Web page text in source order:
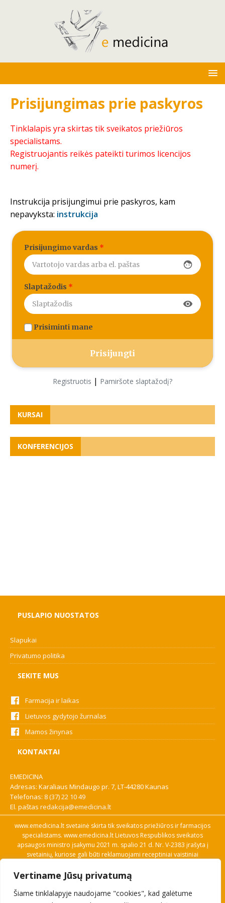
Vertiname Jūsų privatumą
Šiame tinklalapyje naudojame "cookies", kad galėtume
Prisijungimas prie paskyros
Tinklalapis yra skirtas tik sveikatos priežiūros
specialistams.
Registruojantis reikės pateikti turimos licencijos
numerį.
Instrukcija prisijungimui prie paskyros, kam
nepavyksta: instrukcija
Prisijungimo vardas *
face
Slaptažodis *
visibility
Prisiminti mane
Registruotis | Pamiršote slaptažodį?
KURSAI
KONFERENCIJOS
PUSLAPIO NUOSTATOS
Slapukai
Privatumo politika
SEKITE MUS
Farmacija ir laikas
Lietuvos gydytojo žurnalas
Mamos žinynas
KONTAKTAI
EMEDICINA
Adresas: Karaliaus Mindaugo pr. 7, LT-44280 Kaunas
Telefonas: 8 (37) 22 10 49
El. paštas redakcija@emedicina.lt
www.emedicina.lt svetainė skirta tik sveikatos priežiūros ir farmacijos
specialistams. www.emedicina.lt Lietuvos Respublikos sveikatos
apsaugos ministro įsakymu 2021 m. spalio 21 d. Nr. V-2383 įrašyta į
svetainių, kuriose gali būti reklamuojami receptiniai vaistiniai
savo profesinę kvalifikaciją. Naudingos nuorodos: Vaistų ir medicinos
pagalbos priemonių kainų paieška, VVKT tinklalapis, Sveikatos
priežiūros ar farmacijos specialisto pranešimo apie įtariamą